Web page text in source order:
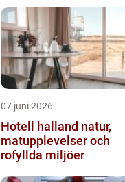
07 juni 2026
Hotell halland natur,
matupplevelser och
rofyllda miljöer